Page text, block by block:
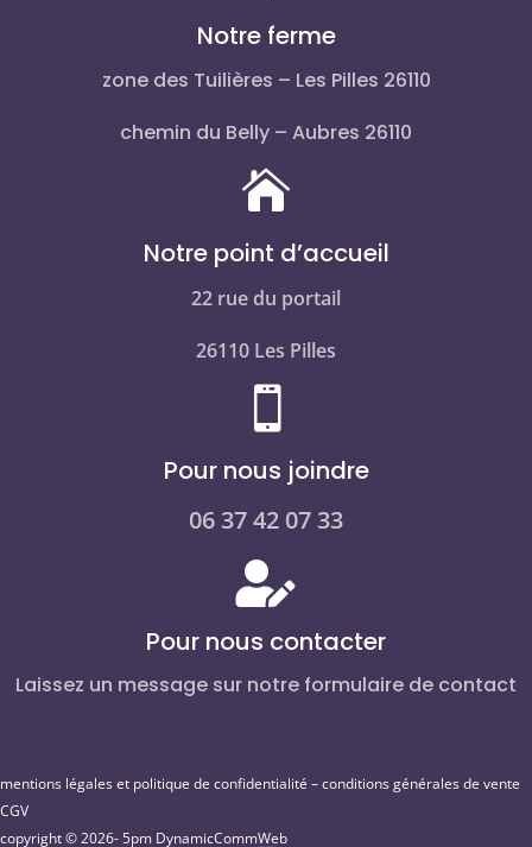
Notre ferme
zone des Tuilières – Les Pilles 26110
chemin du Belly – Aubres 26110

Notre point d’accueil
22 rue du portail
26110 Les Pilles

Pour nous joindre
06 37 42 07 33

Pour nous contacter
Laissez un message sur notre formulaire de contact
mentions légales et politique de confidentialité –conditions générales de vente
CGV
copyright © 2026- 5pm DynamicCommWeb